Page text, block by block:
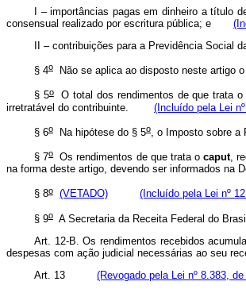
I – importâncias pagas em dinheiro a título
consensual realizado por escritura pública; e
II – contribuições para a Previdência
§ 4o Não se aplica ao disposto neste artigo
§ 5oO total dos rendimentos de que trata o
irretratável do contribuinte. (Incluído pela Lei
§ 6o Na hipótese do § 5o , o Imposto sobre
§ 7oOs rendimentos de que trata ocaput,
na forma deste artigo, devendo ser informados na
§ 8o (VETADO) (Incluído pela Lei nº
§ 9o A Secretaria da Receita Federal do
Art. 12-B. Os rendimentos recebidos
despesas com ação judicial necessárias ao seu
Art. 13 (Revogado pela Lei nº 8.383, de